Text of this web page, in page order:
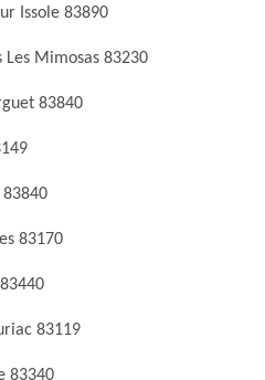
Issole 83890
Mimosas 83230
83840
83170
83119
83340